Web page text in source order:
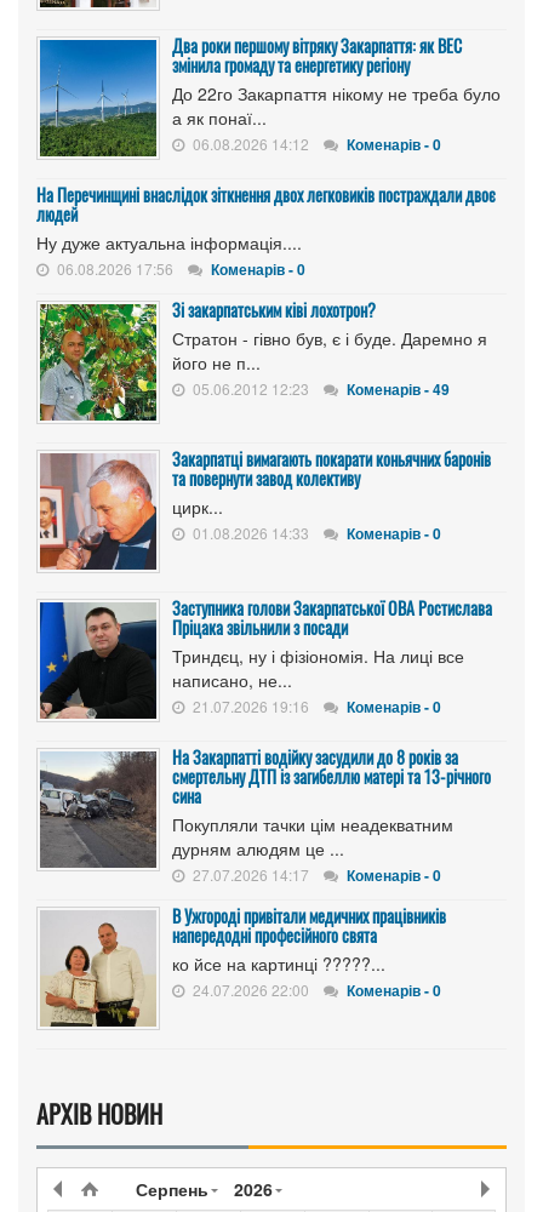
Два роки першому вітряку Закарпаття: як ВЕС
змінила громаду та енергетику регіону
До 22го Закарпаття нікому не треба було
а як понаї...
06.08.2026 14:12 Коменарів - 0
На Перечинщині внаслідок зіткнення двох легковиків постраждали двоє
людей
Ну дуже актуальна інформація....
06.08.2026 17:56 Коменарів - 0
Зі закарпатським ківі лохотрон?
Стратон - гівно був, є і буде. Даремно я
його не п...
05.06.2012 12:23 Коменарів - 49
Закарпатці вимагають покарати коньячних баронів
та повернути завод колективу
цирк...
01.08.2026 14:33 Коменарів - 0
Заступника голови Закарпатської ОВА Ростислава
Пріцака звільнили з посади
Триндєц, ну і фізіономія. На лиці все
написано, не...
21.07.2026 19:16 Коменарів - 0
На Закарпатті водійку засудили до 8 років за
смертельну ДТП із загибеллю матері та 13-річного
сина
Покупляли тачки цім неадекватним
дурням алюдям це ...
27.07.2026 14:17 Коменарів - 0
В Ужгороді привітали медичних працівників
напередодні професійного свята
ко йсе на картинці ?????...
24.07.2026 22:00 Коменарів - 0
АРХІВ НОВИН
Серпень 2026